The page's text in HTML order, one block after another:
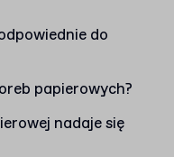
do
papierowych?
nadaje się